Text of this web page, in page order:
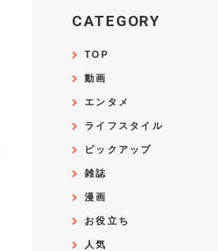
CATEGORY
TOP
動画
エンタメ
ライフスタイル
ピックアップ
雑誌
漫画
お役立ち
人気